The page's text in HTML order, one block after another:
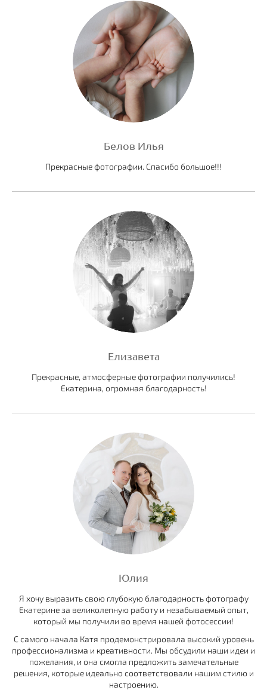
Белов Илья
Прекрасные фотографии. Спасибо большое!!!
Елизавета
Прекрасные, атмосферные фотографии получились!
Екатерина, огромная благодарность!
Юлия
Я хочу выразить свою глубокую благодарность фотографу
Екатерине за великолепную работу и незабываемый опыт,
который мы получили во время нашей фотосессии!
С самого начала Катя продемонстрировала высокий уровень
профессионализма и креативности. Мы обсудили наши идеи и
пожелания, и она смогла предложить замечательные
решения, которые идеально соответствовали нашим стилю и
настроению.